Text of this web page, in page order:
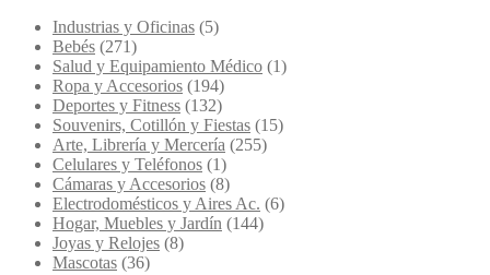
Industrias y Oficinas (5)
Bebés (271)
Salud y Equipamiento Médico (1)
Ropa y Accesorios (194)
Deportes y Fitness (132)
Souvenirs, Cotillón y Fiestas (15)
Arte, Librería y Mercería (255)
Celulares y Teléfonos (1)
Cámaras y Accesorios (8)
Electrodomésticos y Aires Ac. (6)
Hogar, Muebles y Jardín (144)
Joyas y Relojes (8)
Mascotas (36)